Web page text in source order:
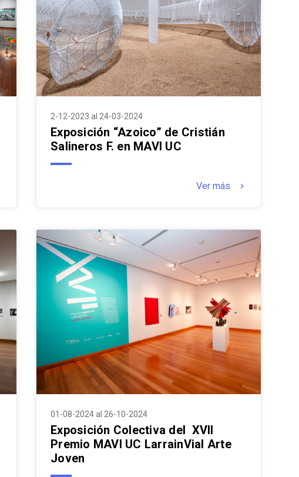
2-12-2023 al 24-03-2024
Exposición “Azoico” de Cristián
Salineros F. en MAVI UC
Ver más keyboard_arrow_right
01-08-2024 al 26-10-2024
Exposición Colectiva del XVII
Premio MAVI UC LarrainVial Arte
Joven